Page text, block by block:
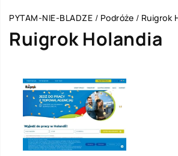
PYTAM-NIE-BLADZE / Podróże / Ruigrok
Ruigrok Holandia